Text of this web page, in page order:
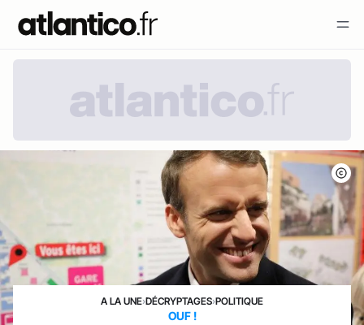
A LA UNE›DÉCRYPTAGES›POLITIQUE
OUF !